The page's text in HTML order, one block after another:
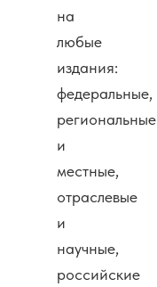
на
любые
издания:
федеральные,
региональные
и
местные,
отраслевые
и
научные,
российские